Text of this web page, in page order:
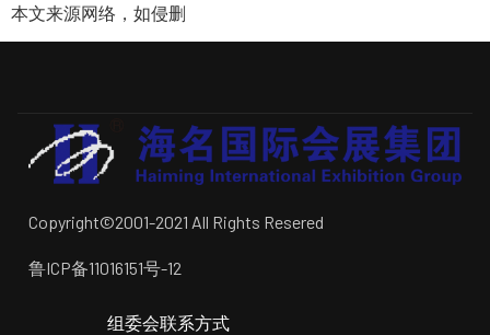
本文来源网络，如侵删
Copyright©2001-2021 All Rights Resered
鲁ICP备11016151号-12
组委会联系方式